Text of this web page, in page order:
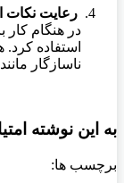
رعایت نکات
در هنگام کار
استفاده کرد.
ناسازگار
به این نوشته
برچسب ها: